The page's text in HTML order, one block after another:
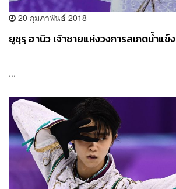
20 กุมภาพันธ์ 2018
ยูซุรุ ฮานิว เจ้าชายแห่งวงการสเกตน้ำแข็ง
...